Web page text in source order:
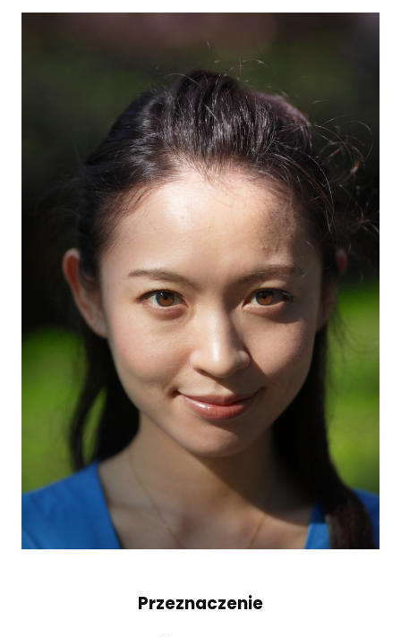
Przeznaczenie